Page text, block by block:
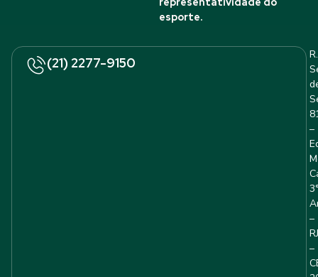
esporte.
(21) 2277-9150
R.
–
–
RJ
–